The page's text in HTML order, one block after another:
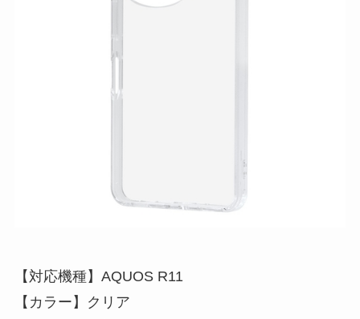
【対応機種】AQUOS R11
【カラー】クリア